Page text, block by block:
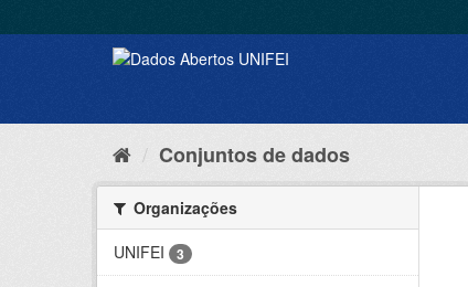
Conjuntos de dados
Organizações
UNIFEI
3